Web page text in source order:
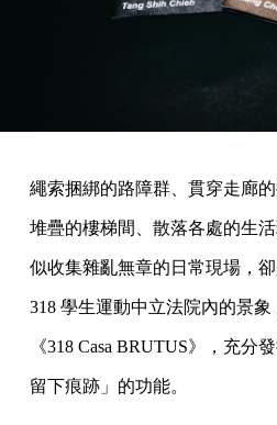
繩索捆綁的路障群、貫穿走廊
堆疊的樓梯間、散落各處的生
似收集雜亂無章的日常現場，
318 學生運動中立法院內的景
《318 Casa BRUTUS》，充分
留下痕跡」的功能。